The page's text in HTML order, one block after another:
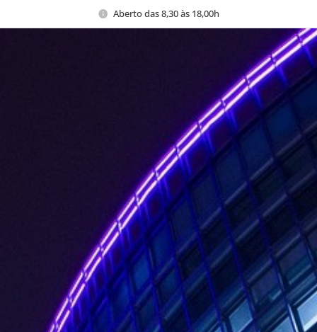
Aberto das 8,30 às 18,00h